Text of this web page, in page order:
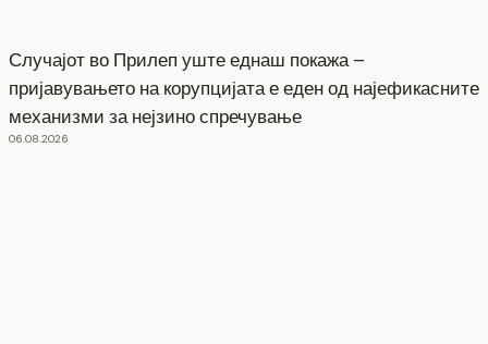
Случајот во Прилеп уште еднаш покажа –
пријавувањето на корупцијата е еден од најефикасните
механизми за нејзино спречување
06.08.2026